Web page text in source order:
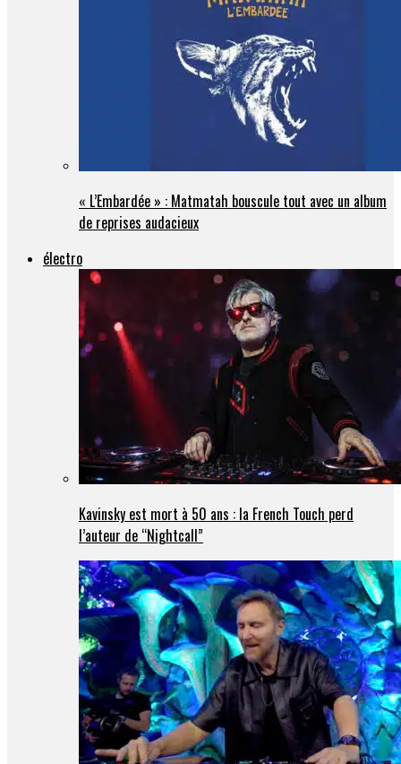
« L’Embardée » : Matmatah bouscule tout avec un album
de reprises audacieux
électro
Kavinsky est mort à 50 ans : la French Touch perd
l’auteur de “Nightcall”